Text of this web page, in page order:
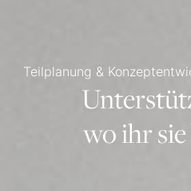
Teilplanung &
wo ihr